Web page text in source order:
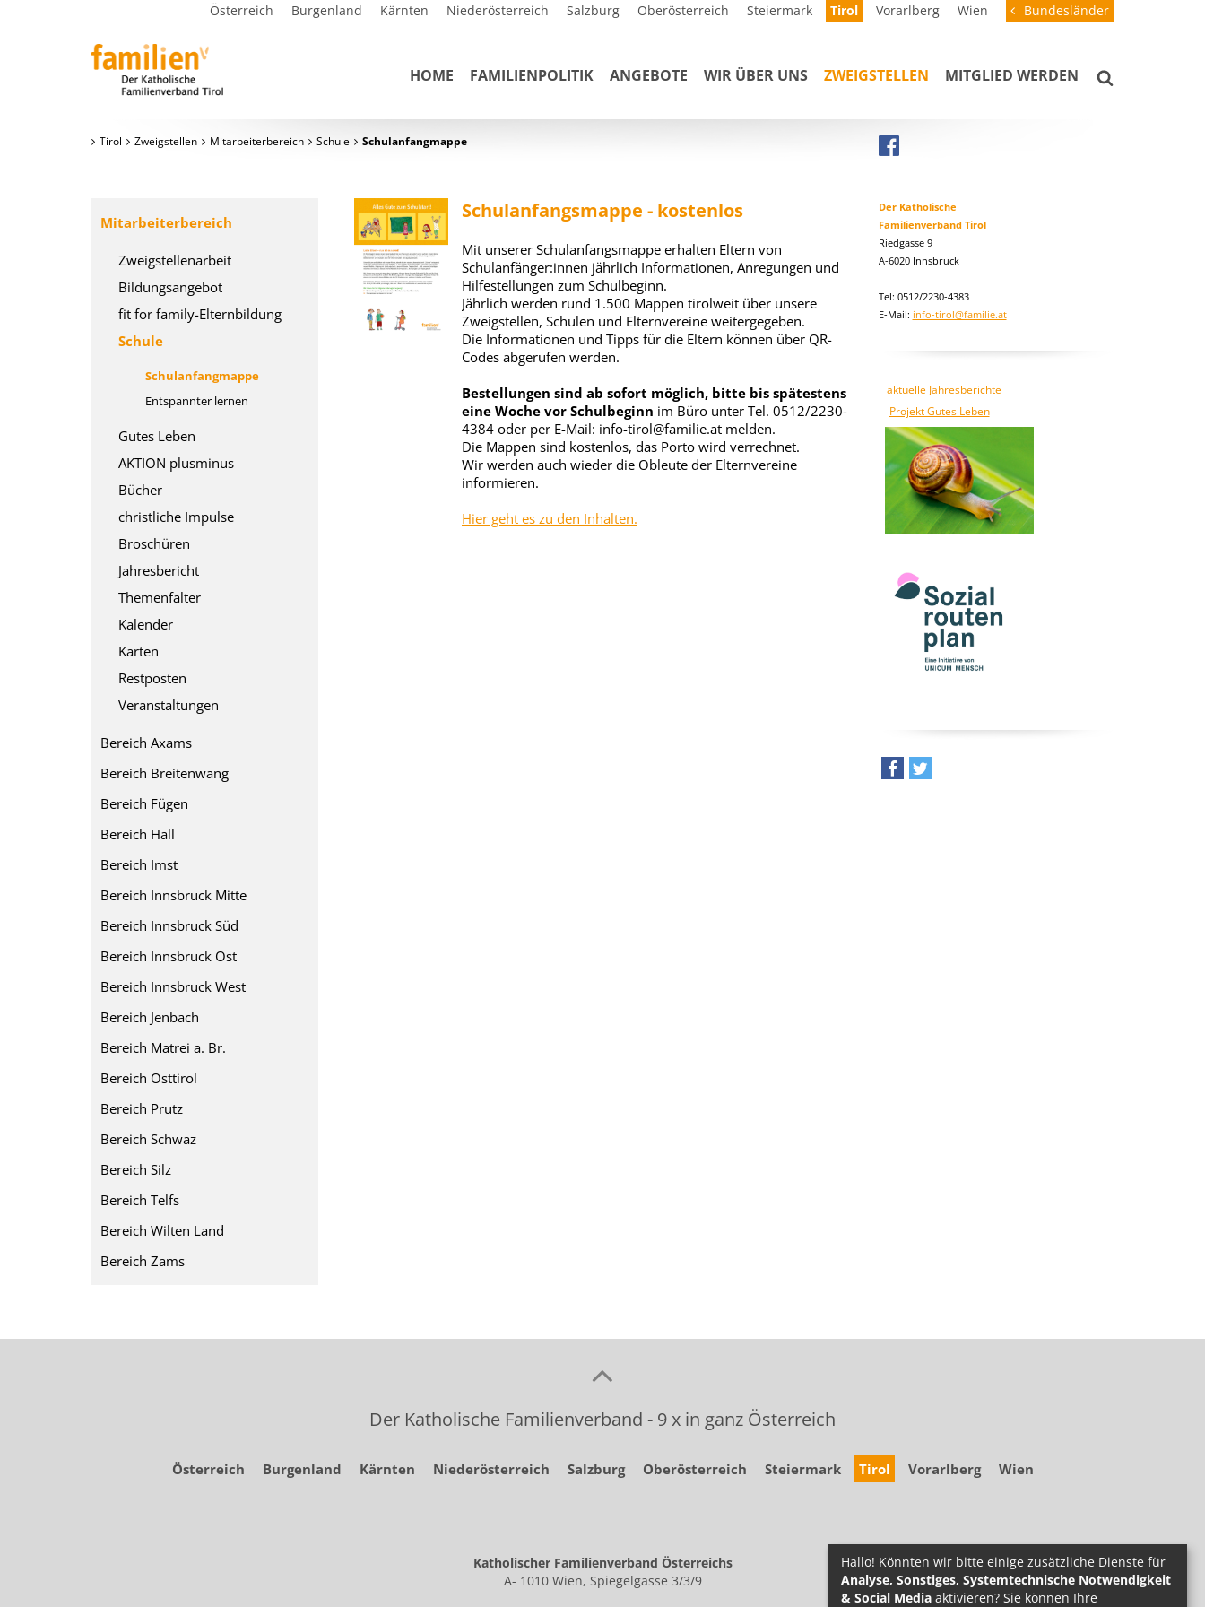
Österreich Burgenland Kärnten Niederösterreich Salzburg Oberösterreich Steiermark Tirol Vorarlberg Wien Bundesländer
HOME FAMILIENPOLITIK ANGEBOTE WIR ÜBER UNS ZWEIGSTELLEN MITGLIED WERDEN
Tirol Zweigstellen Mitarbeiterbereich Schule Schulanfangmappe
Schulanfangsmappe - kostenlos
Mit unserer Schulanfangsmappe erhalten Eltern von
Schulanfänger:innen jährlich Informationen, Anregungen und
Hilfestellungen zum Schulbeginn.
Jährlich werden rund 1.500 Mappen tirolweit über unsere
Zweigstellen, Schulen und Elternvereine weitergegeben.
Die Informationen und Tipps für die Eltern können über QR-
Codes abgerufen werden.
Bestellungen sind ab sofort möglich, bitte bis spätestens
eine Woche vor Schulbeginn im Büro unter Tel. 0512/2230-
4384 oder per E-Mail: info-tirol@familie.at melden.
Die Mappen sind kostenlos, das Porto wird verrechnet.
Wir werden auch wieder die Obleute der Elternvereine
informieren.
Hier geht es zu den Inhalten.
Mitarbeiterbereich
Zweigstellenarbeit
Bildungsangebot
fit for family-Elternbildung
Schule
Schulanfangmappe
Entspannter lernen
Gutes Leben
AKTION plusminus
Bücher
christliche Impulse
Broschüren
Jahresbericht
Themenfalter
Kalender
Karten
Restposten
Veranstaltungen
Bereich Axams
Bereich Breitenwang
Bereich Fügen
Bereich Hall
Bereich Imst
Bereich Innsbruck Mitte
Bereich Innsbruck Süd
Bereich Innsbruck Ost
Bereich Innsbruck West
Bereich Jenbach
Bereich Matrei a. Br.
Bereich Osttirol
Bereich Prutz
Bereich Schwaz
Bereich Silz
Bereich Telfs
Bereich Wilten Land
Bereich Zams
Der Katholische
Familienverband Tirol
Riedgasse 9
A-6020 Innsbruck
Tel: 0512/2230-4383
E-Mail: info-tirol@familie.at
aktuelle Jahresberichte
Projekt Gutes Leben
Der Katholische Familienverband - 9 x in ganz Österreich
Österreich Burgenland Kärnten Niederösterreich Salzburg Oberösterreich Steiermark Tirol Vorarlberg Wien
Katholischer Familienverband Österreichs
A- 1010 Wien, Spiegelgasse 3/3/9
Hallo! Könnten wir bitte einige zusätzliche Dienste für
Analyse, Sonstiges, Systemtechnische Notwendigkeit
& Social Media aktivieren? Sie können Ihre